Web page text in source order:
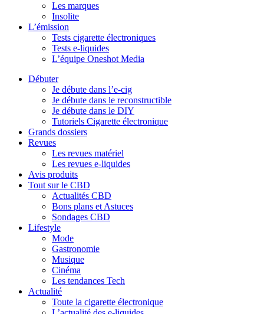
Les marques
Insolite
L’émission
Tests cigarette électroniques
Tests e-liquides
L’équipe Oneshot Media
Débuter
Je débute dans l’e-cig
Je débute dans le reconstructible
Je débute dans le DIY
Tutoriels Cigarette électronique
Grands dossiers
Revues
Les revues matériel
Les revues e-liquides
Avis produits
Tout sur le CBD
Actualités CBD
Bons plans et Astuces
Sondages CBD
Lifestyle
Mode
Gastronomie
Musique
Cinéma
Les tendances Tech
Actualité
Toute la cigarette électronique